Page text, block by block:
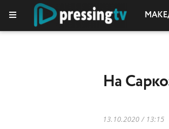
На
13.10.2020 / 13:15